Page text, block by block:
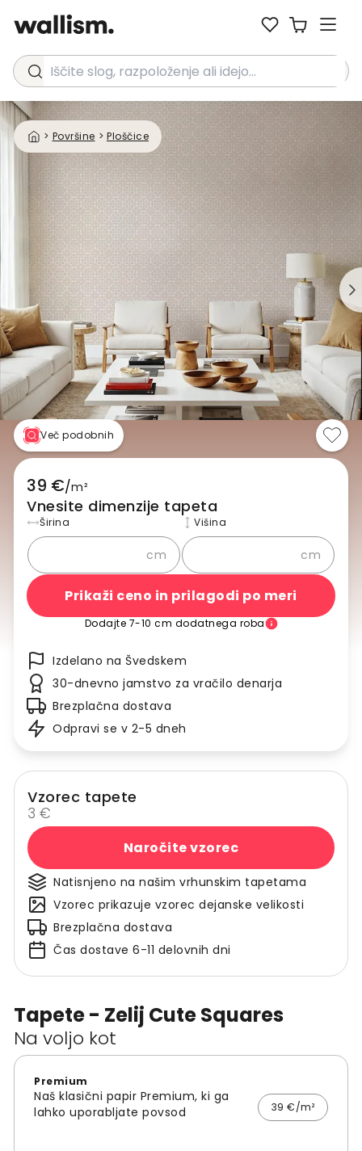
Iščite slog, razpoloženje ali idejo...
> Površine > Ploščice
Tapete - Zelij Cute Squares
Na voljo kot
Premium
Naš klasični papir Premium, ki ga
lahko uporabljate povsod
39 €/m²
Več podobnih
39 €/m²
Vnesite dimenzije tapeta
Širina
cm
Višina
cm
Prikaži ceno in prilagodi po meri
Dodajte 7-10 cm dodatnega roba
Izdelano na Švedskem
30-dnevno jamstvo za vračilo denarja
Brezplačna dostava
Odpravi se v 2-5 dneh
Vzorec tapete
3 €
Naročite vzorec
Natisnjeno na našim vrhunskim tapetama
Vzorec prikazuje vzorec dejanske velikosti
Brezplačna dostava
Čas dostave 6-11 delovnih dni